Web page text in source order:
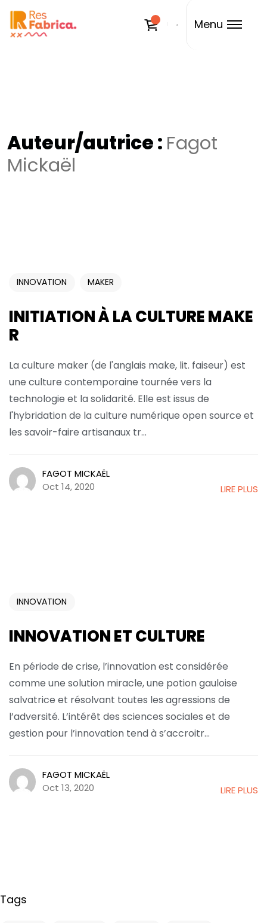
Menu
Auteur/autrice : Fagot
Mickaël
INNOVATION MAKER
INITIATION À LA CULTURE MAKE
R
La culture maker (de l'anglais make, lit. faiseur) est
une culture contemporaine tournée vers la
technologie et la solidarité. Elle est issus de
l'hybridation de la culture numérique open source et
les savoir-faire artisanaux tr...
FAGOT MICKAËL
Oct 14, 2020
LIRE PLUS
INNOVATION
INNOVATION ET CULTURE
En période de crise, l’innovation est considérée
comme une solution miracle, une potion gauloise
salvatrice et résolvant toutes les agressions de
l’adversité. L’intérêt des sciences sociales et de
gestion pour l’innovation tend à s’accroitr...
FAGOT MICKAËL
Oct 13, 2020
LIRE PLUS
Tags